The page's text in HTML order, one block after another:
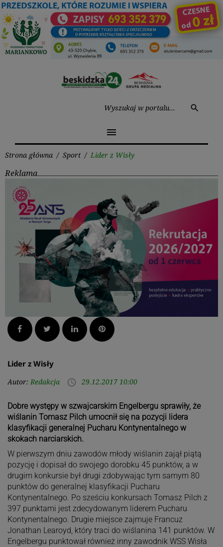
Przejdź
do
treści
search
menu
Strona główna / Sport / Lider z Wisły
Reklama
Facebook Twitter LinkedInPinterest
Lider z Wisły
Autor: Redakcja access_time 29.12.2017 10:00
Dobre występy w szwajcarskim Engelbergu sprawiły, że
wiślanin Tomasz Pilch umocnił się na pozycji lidera
klasyfikacji generalnej Pucharu Kontynentalnego w
skokach narciarskich.
W pierwszym dniu zawodów młody wiślanin zajął piątą
pozycję i dopisał do swojego dorobku 45 punktów, a w
drugim konkursie był drugi zdobywając tym samym 80
punktów do generalnej klasyfikacji Pucharu
Kontynentalnego. Po sześciu konkursach Tomasz Pilch z
397 punktami jest zdecydowanym liderem Pucharu
Kontynentalnego. Drugie miejsce zajmuje Francuz
Jonathan Learoyd, który traci do wiślanina 141 punktów. W
Engelbergu punktował również inny zawodnik WSS Wisła